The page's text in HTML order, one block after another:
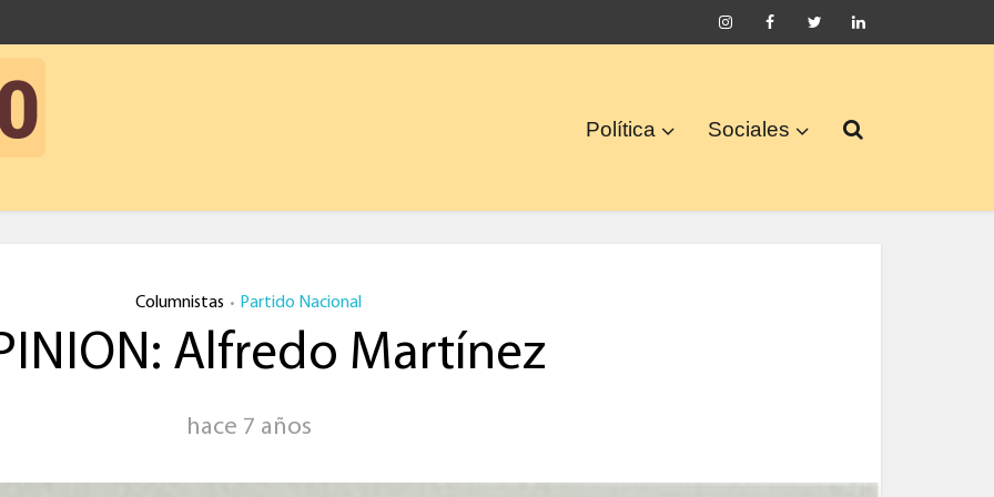
Política Sociales
Columnistas • Partido Nacional
Alfredo Martínez
hace 7 años